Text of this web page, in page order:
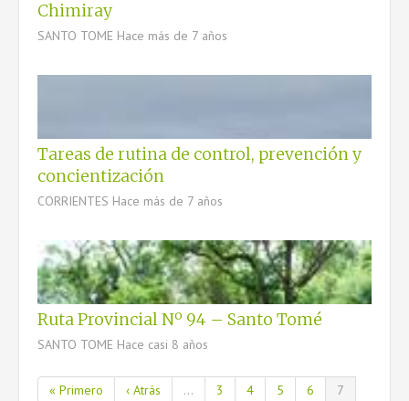
Chimiray
SANTO TOME Hace más de 7 años
Tareas de rutina de control, prevención y
concientización
CORRIENTES Hace más de 7 años
Ruta Provincial Nº 94 – Santo Tomé
SANTO TOME Hace casi 8 años
« Primero ‹ Atrás ... 3 4 5 6
7